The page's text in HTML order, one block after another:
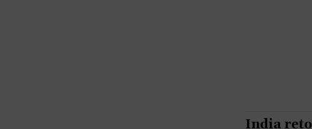
India